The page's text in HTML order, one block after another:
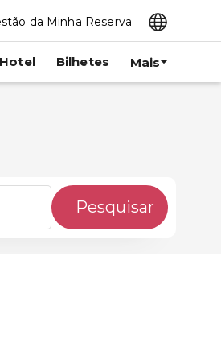
da Minha Reserva
Bilhetes Mais
Pesquisar